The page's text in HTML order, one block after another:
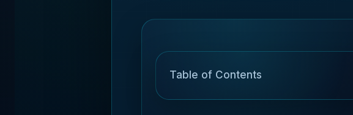
Table of Contents